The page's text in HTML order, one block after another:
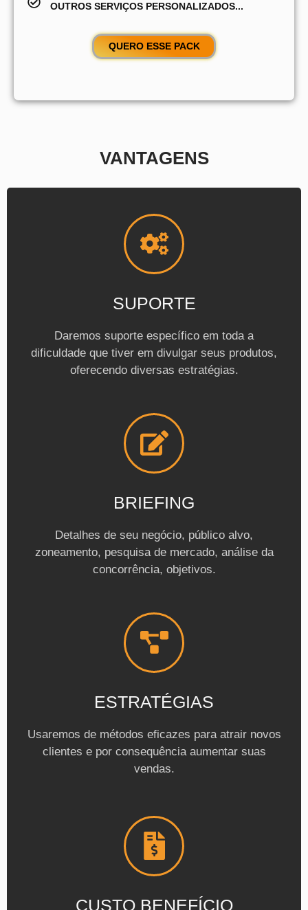
OUTROS SERVIÇOS PERSONALIZADOS...
QUERO ESSE PACK
VANTAGENS
SUPORTE
Daremos suporte específico em toda a
dificuldade que tiver em divulgar seus produtos,
oferecendo diversas estratégias.
BRIEFING
Detalhes de seu negócio, público alvo,
zoneamento, pesquisa de mercado, análise da
concorrência, objetivos.
ESTRATÉGIAS
Usaremos de métodos eficazes para atrair novos
clientes e por consequência aumentar suas
vendas.
CUSTO BENEFÍCIO